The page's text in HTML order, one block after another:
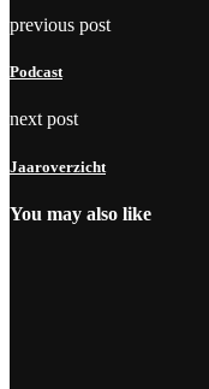
previous post
Podcast
next post
Jaaroverzicht
You may also like